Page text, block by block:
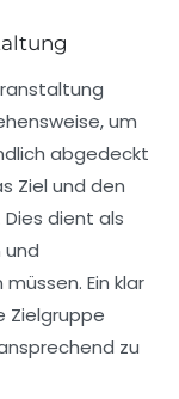
um
abgedeckt
Ziel und den
dient als
und
Ein klar
Zielgruppe
zu